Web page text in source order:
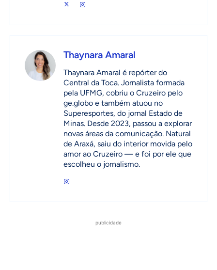
Thaynara Amaral
Thaynara Amaral é repórter do
Central da Toca. Jornalista formada
pela UFMG, cobriu o Cruzeiro pelo
ge.globo e também atuou no
Superesportes, do jornal Estado de
Minas. Desde 2023, passou a explorar
novas áreas da comunicação. Natural
de Araxá, saiu do interior movida pelo
amor ao Cruzeiro — e foi por ele que
escolheu o jornalismo.
publicidade